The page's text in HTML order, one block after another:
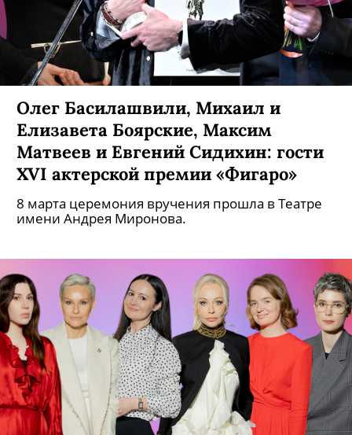
Олег Басилашвили, Михаил и
Елизавета Боярские, Максим
Матвеев и Евгений Сидихин: гости
XVI актерской премии «Фигаро»
8 марта церемония вручения прошла в Театре
имени Андрея Миронова.